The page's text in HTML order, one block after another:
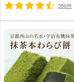
386件